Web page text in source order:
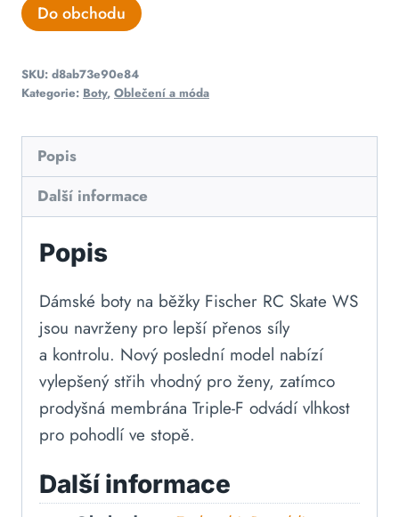
Do obchodu
SKU: d8ab73e90e84
Kategorie: Boty, Oblečení a móda
Popis
Další informace
Popis
Dámské boty na běžky Fischer RC Skate WS
jsou navrženy pro lepší přenos síly
a kontrolu. Nový poslední model nabízí
vylepšený střih vhodný pro ženy, zatímco
prodyšná membrána Triple-F odvádí vlhkost
pro pohodlí ve stopě.
Další informace